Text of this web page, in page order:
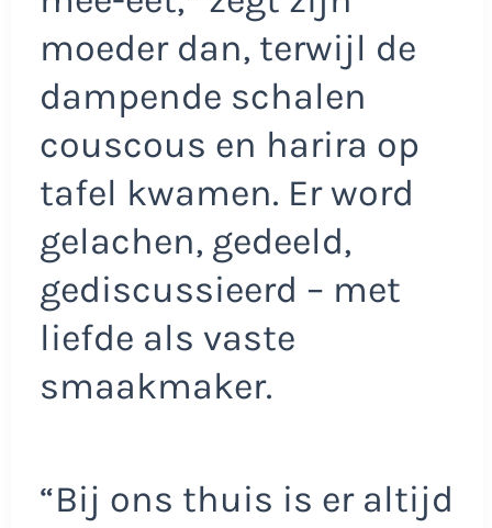
moeder dan, terwijl de
dampende schalen
couscous en harira op
tafel kwamen. Er word
gelachen, gedeeld,
gediscussieerd – met
liefde als vaste
smaakmaker.
“Bij ons thuis is er altijd